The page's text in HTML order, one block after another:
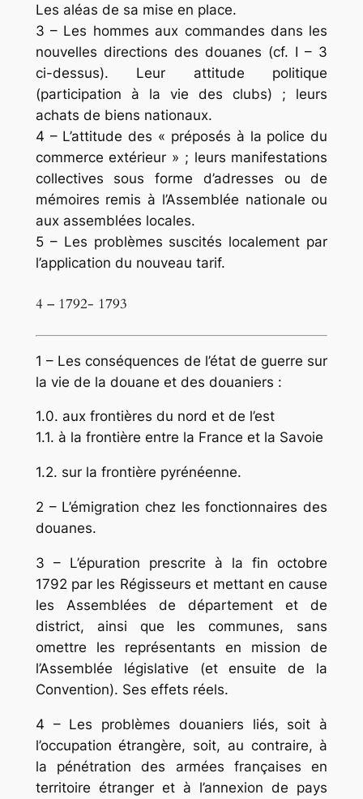
Les aléas de sa mise en place.
3 – Les hommes aux commandes dans les
nouvelles directions des douanes (cf. I – 3
ci-dessus). Leur attitude politique
(participation à la vie des clubs) ; leurs
achats de biens nationaux.
4 – L’attitude des « préposés à la police du
commerce extérieur » ; leurs manifestations
col­lectives sous forme d’adresses ou de
mémoires remis à l’Assemblée nationale ou
aux assemblées locales.
5 – Les problèmes suscités localement par
l’application du nouveau tarif.
4 – 1792- 1793
1 – Les conséquences de l’état de guerre sur
la vie de la douane et des douaniers :
1.0. aux frontières du nord et de l’est
1.1. à la frontière entre la France et la Savoie
1.2. sur la frontière pyrénéenne.
2 – L’émigration chez les fonctionnaires des
douanes.
3 – L’épuration prescrite à la fin octobre
1792 par les Régisseurs et mettant en cause
les Assemblées de département et de
district, ainsi que les communes, sans
omettre les représentants en mission de
l’Assemblée législative (et ensuite de la
Convention). Ses effets réels.
4 – Les problèmes douaniers liés, soit à
l’occu­pation étrangère, soit, au contraire, à
la pénétration des armées françaises en
territoire étranger et à l’annexion de pays